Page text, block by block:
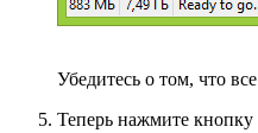
Убедитесь о том, что
Теперь нажмите кнопку